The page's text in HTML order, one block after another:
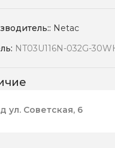
Netac
NT03U116N-032G-
ул. Советская, 6